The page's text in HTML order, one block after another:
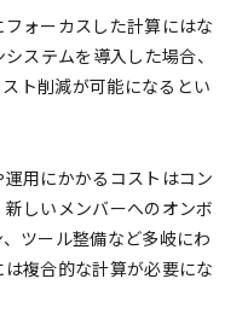
ォーカスした計算にはな
ステムを導入した場合、
ト削減が可能になるとい
用にかかるコストはコン
しいメンバーへのオンボ
ツール整備など多岐にわ
複合的な計算が必要にな